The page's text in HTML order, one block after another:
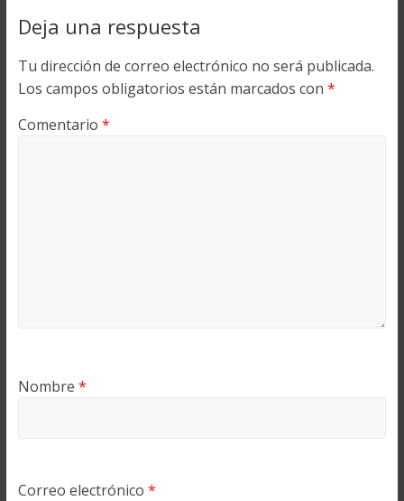
Deja una respuesta
Tu dirección de correo electrónico no será publicada.
Los campos obligatorios están marcados con *
Comentario *
Nombre *
Correo electrónico *